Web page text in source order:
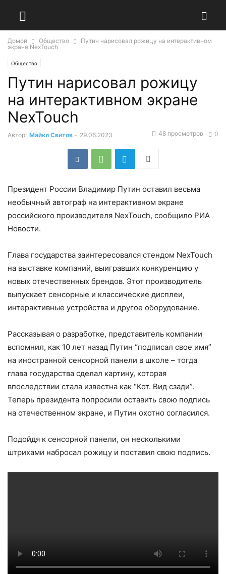
Домой Общество
Путин нарисовал рожицу на интерактивном
экране NexTouch
Общество
Путин нарисовал рожицу
на интерактивном экране
NexTouch
Автор: Майкл Свитов - 29.06.2023 0
48 просмотров
Президент России Владимир Путин оставил весьма
необычный автограф на интерактивном экране
российского производителя NexTouch, сообщило РИА
Новости.
Глава государства заинтересовался стендом NexTouch
на выставке компаний, выигравших конкуренцию у
новых отечественных брендов. Этот производитель
выпускает сенсорные и классические дисплеи,
интерактивные устройства и другое оборудование.
Рассказывая о разработке, представитель компании
вспомнил, как 10 лет назад Путин “подписал свое имя”
на иностранной сенсорной панели в школе – тогда
глава государства сделал картину, которая
впоследствии стала известна как “Кот. Вид сзади”.
Теперь президента попросили оставить свою подпись
на отечественном экране, и Путин охотно согласился.
Подойдя к сенсорной панели, он несколькими
штрихами набросал рожицу и поставил свою подпись.